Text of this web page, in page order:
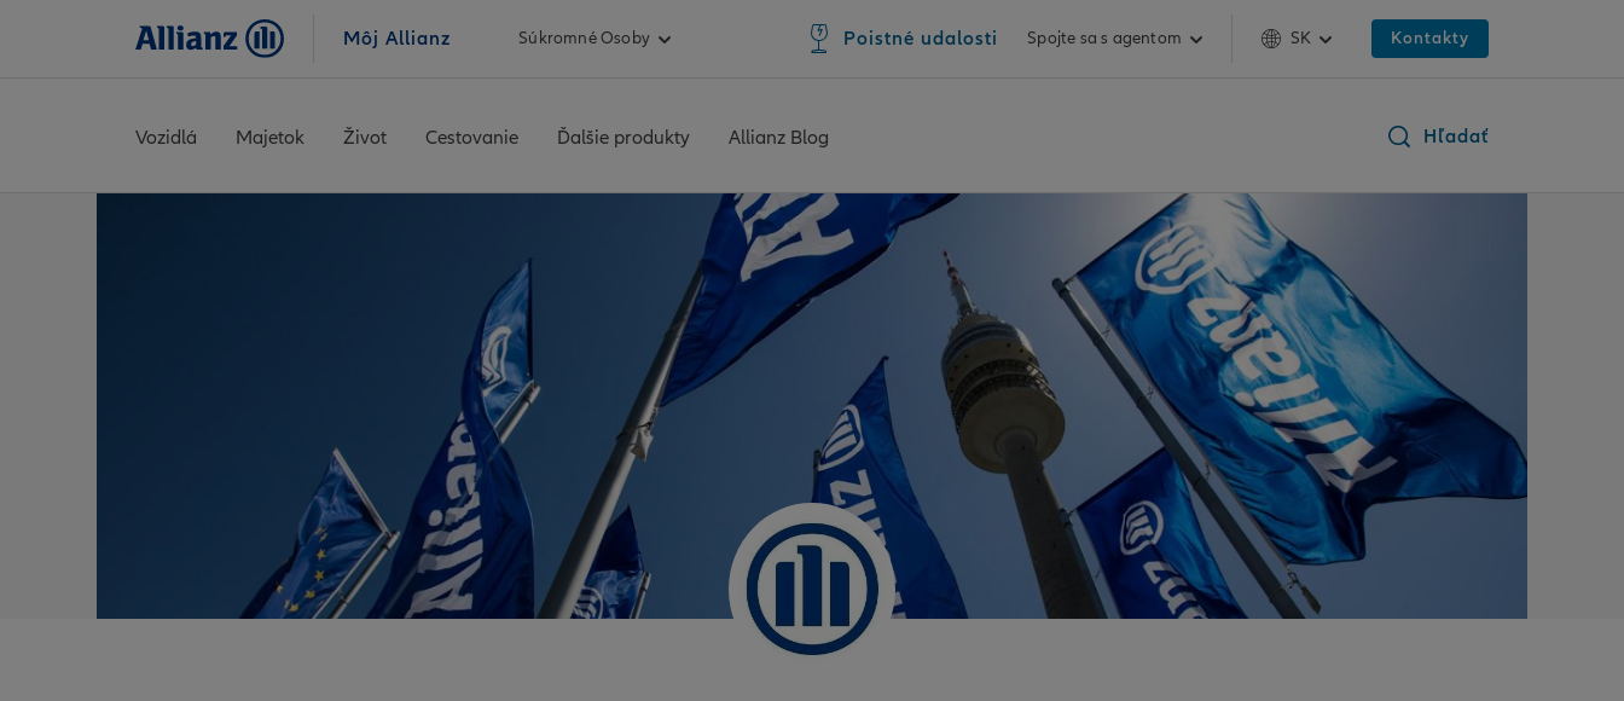
Môj Allianz Súkromné Osoby Poistné udalosti Spojte sa s agentom SK Kontakty
Vozidlá Majetok Život Cestovanie Ďalšie produkty Allianz Blog Hľadať